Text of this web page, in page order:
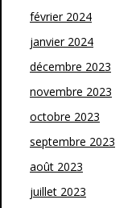
février 2024
janvier 2024
décembre 2023
novembre 2023
octobre 2023
septembre 2023
août 2023
juillet 2023